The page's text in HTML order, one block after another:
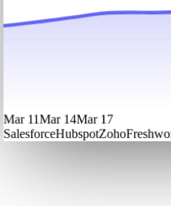
Mar 11Mar 14Mar 17
SalesforceHubspotZoho